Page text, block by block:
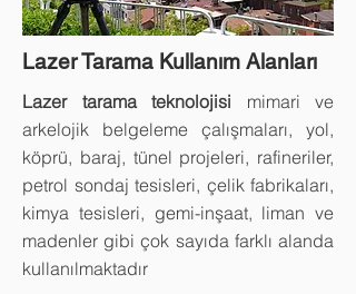
Lazer Tarama Kullanım Alanları
Lazer tarama teknolojisi mimari ve
arkelojik belgeleme çalışmaları, yol,
köprü, baraj, tünel projeleri, rafineriler,
petrol sondaj tesisleri, çelik fabrikaları,
kimya tesisleri, gemi-inşaat, liman ve
madenler gibi çok sayıda farklı alanda
kullanılmaktadır